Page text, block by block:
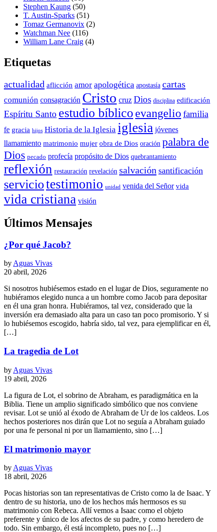
Stephen Kaung (50)
T. Austin-Sparks (51)
Tomaz Germanovix (2)
Watchman Nee (116)
William Lane Craig (4)
Etiquetas
actualidad aflicción amor apologética apostasía cartas
comunión consagración Cristo cruz Dios disciplina edificación
Espíritu Santo estudio bíblico evangelio familia
fe gracia hijos Historia de la Iglesia iglesia jóvenes
llamamiento matrimonio mujer obra de Dios oración palabra de
Dios pecado profecía propósito de Dios quebrantamiento
reflexión restauración revelación salvación santificación
serviciotestimonio unidad venida del Señor vida
vida cristiana visión
Últimos Mensajes
¿Por qué Jacob?
by Aguas Vivas
20 abril, 2026
Si nosotros hubiésemos estado en el lugar de Dios, seguramente no
hubiéramos elegido nunca a un hombre como Jacob para depositar
en él una gran honra. Hubiéramos, tal vez, considerado que la
inversión era demasiado alta para un caso tan poco promisorio. Y si
lo hubiésemos escogido, habría sido, tal vez, para ejemplificar en él,
[…]
La tragedia de Lot
by Aguas Vivas
19 abril, 2026
La figura de Lot, el sobrino de Abraham, es paradigmática en la
Biblia. Tiene un amplio significado simbólico que nos conviene
revisar. Lot se unió al éxodo de Abraham de Ur de los caldeos. Los
hechos posteriores nos dirán que Lot no seguía a Abraham guiado
por una fe personal ni por un llamamiento, sino […]
El matrimonio mayor
by Aguas Vivas
18 abril, 2026
Pocas historias son tan representativas de Cristo como la de Isaac. Y
dentro de su historia, uno de los hechos más hermosos es su
matrimonio con Rebeca. Allí vemos a Isaac como el objeto
preferente y único de los afectos de su padre, y como heredero de
todo. Sin embargo, él está incompleto, pues no […]